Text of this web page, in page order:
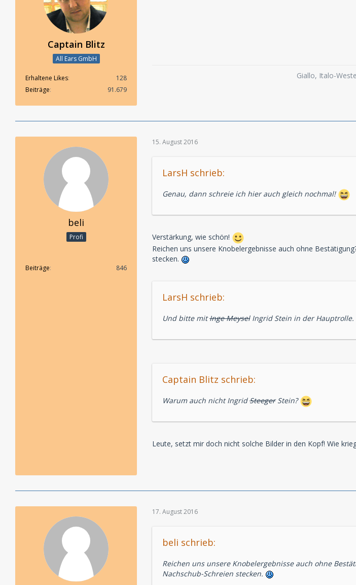
Captain Blitz
All Ears GmbH
Erhaltene Likes
128
Beiträge
91.679
Giallo, Italo-
beli
Profi
Beiträge 846
15. August 2016
LarsH schrieb:
Genau, dann schreie ich hier auch gleich nochmal!
Verstärkung, wie schön!
Reichen uns unsere Knobelergebnisse auch ohne
stecken.
LarsH schrieb:
Und bitte mitInge MeyselIngrid Stein in der Hauptrolle.
Captain Blitz schrieb:
Warum auch nicht IngridSteegerStein?
Leute, setzt mir doch nicht solche Bilder in den Kopf! Wie
17. August 2016
beli schrieb:
Reichen uns unsere Knobelergebnisse auch ohne
Nachschub-Schreien stecken.